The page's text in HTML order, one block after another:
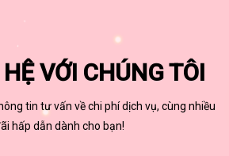
VỚI CHÚNG TÔI
tin tư vấn về chi phí dịch vụ, cùng nhiều
hấp dẫn dành cho bạn!